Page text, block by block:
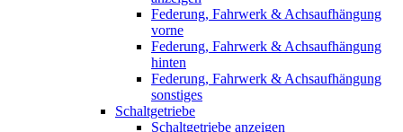
Federung, Fahrwerk & Achsaufhängung
vorne
Federung, Fahrwerk & Achsaufhängung
hinten
Federung, Fahrwerk & Achsaufhängung
sonstiges
Schaltgetriebe
Schaltgetriebe anzeigen